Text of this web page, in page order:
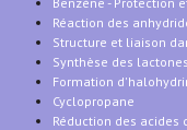
Réaction des
Structure et liaison
Synthèse des lactones
Formation
Cyclopropane
Réduction des